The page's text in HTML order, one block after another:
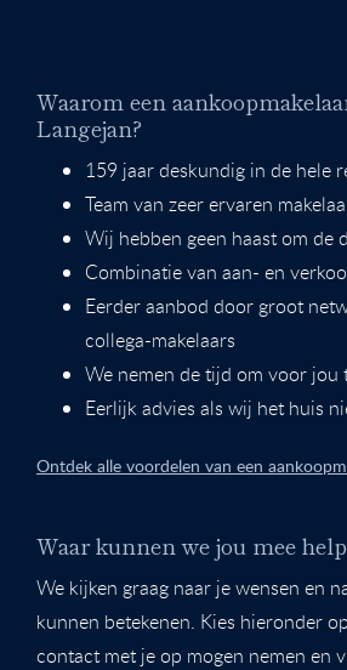
Waarom een
Langejan?
159 jaar deskundig in de hele
Team van zeer ervaren
Wij hebben geen haast om de
Combinatie van aan- en
Eerder aanbod door groot
collega-makelaars
We nemen de tijd om voor jou
Eerlijk advies als wij het huis
Ontdek alle voordelen van een
Waar kunnen we jou mee
We kijken graag naar je wensen en
kunnen betekenen. Kies hieronder
contact met je op mogen nemen en